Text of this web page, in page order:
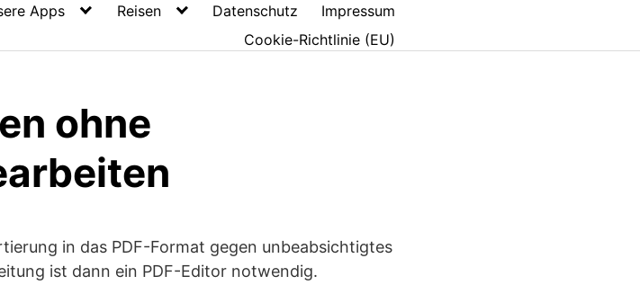
Apps Reisen Datenschutz
Impressum
Cookie-Richtlinie (EU)
ohne
in das PDF-Format gegen unbeabsichtigtes
ist dann ein PDF-Editor notwendig.